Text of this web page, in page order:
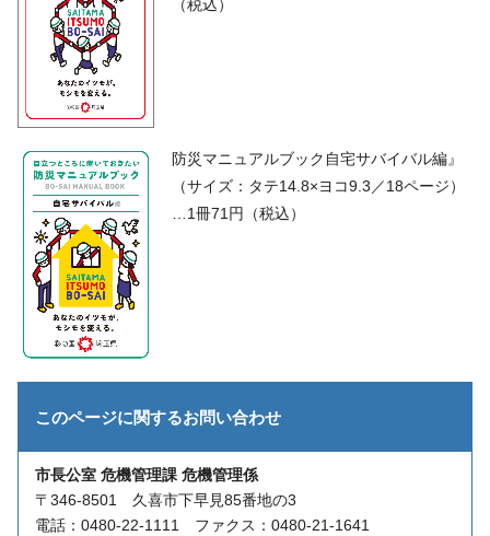
（税込）
防災マニュアルブック自宅サバイバル編』
（サイズ：タテ14.8×ヨコ9.3／18ページ）
…1冊71円（税込）
このページに関するお問い合わせ
市長公室 危機管理課 危機管理係
〒346-8501 久喜市下早見85番地の3
電話：0480-22-1111 ファクス：0480-21-1641